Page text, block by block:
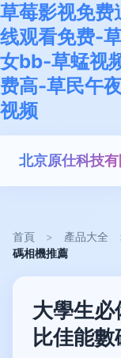
草莓影视免
线观看免费-
女bb-草蜢视
费高-草民午
视频
北京原仕科技
首頁 > 產品大全
碼相機推薦
大學生
比佳能